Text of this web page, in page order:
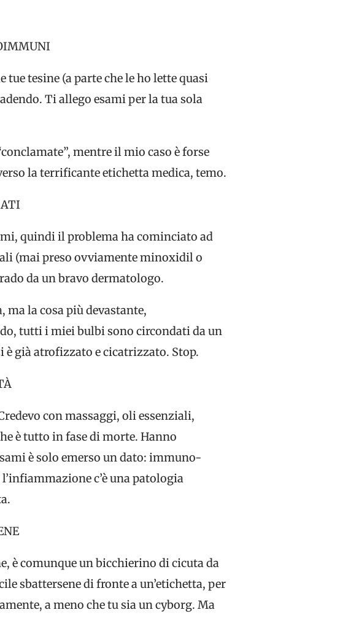
tesine (a parte che le ho lette quasi
Ti allego esami per la tua sola
mentre il mio caso è forse
la terrificante etichetta medica, temo.
quindi il problema ha cominciato ad
(mai preso ovviamente minoxidil o
da un bravo dermatologo.
la cosa più devastante,
tutti i miei bulbi sono circondati da un
già atrofizzato e cicatrizzato. Stop.
con massaggi, oli essenziali,
è tutto in fase di morte. Hanno
è solo emerso un dato: immuno-
c’è una patologia
è comunque un bicchierino di cicuta da
sbattersene di fronte a un’etichetta, per
a meno che tu sia un cyborg. Ma